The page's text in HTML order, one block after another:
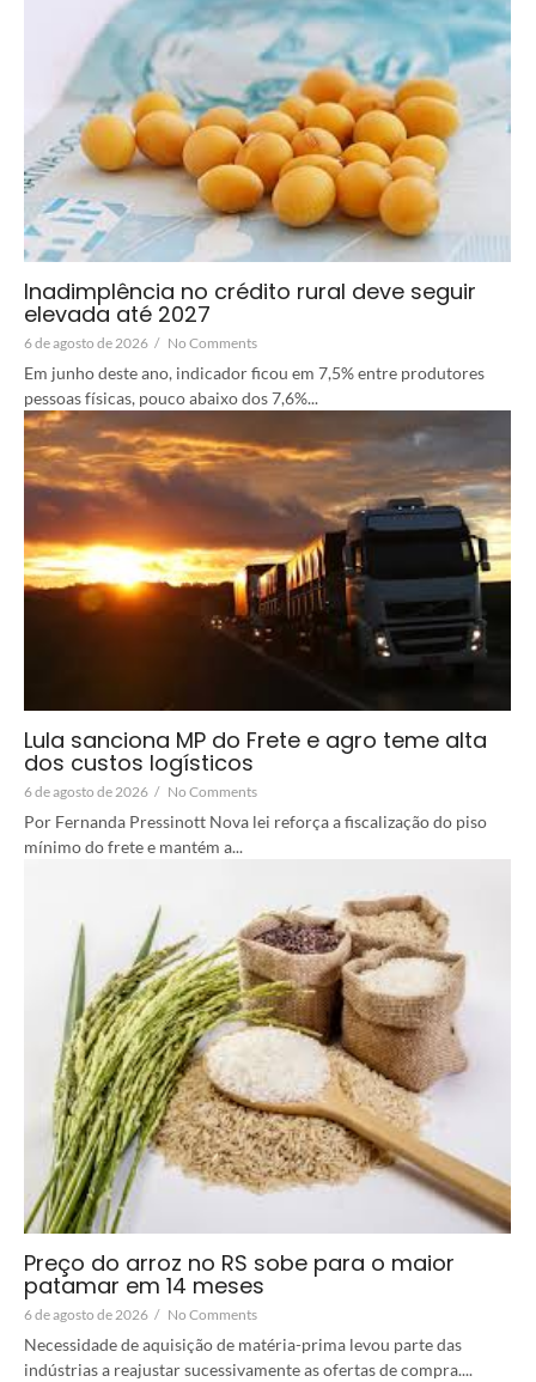
Inadimplência no crédito rural deve seguir
elevada até 2027
6 de agosto de 2026 / No Comments
Em junho deste ano, indicador ficou em 7,5% entre produtores
pessoas físicas, pouco abaixo dos 7,6%...
Lula sanciona MP do Frete e agro teme alta
dos custos logísticos
6 de agosto de 2026 / No Comments
Por Fernanda Pressinott Nova lei reforça a fiscalização do piso
mínimo do frete e mantém a...
Preço do arroz no RS sobe para o maior
patamar em 14 meses
6 de agosto de 2026 / No Comments
Necessidade de aquisição de matéria-prima levou parte das
indústrias a reajustar sucessivamente as ofertas de compra....